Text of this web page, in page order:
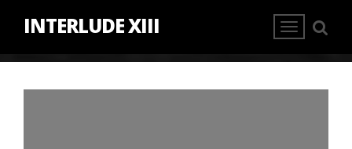
INTERLUDE XIII